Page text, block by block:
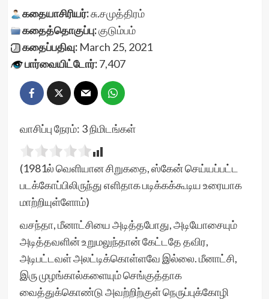
கதையாசிரியர்:சு.சமுத்திரம்
கதைத்தொகுப்பு:குடும்பம்
கதைப்பதிவு:March 25, 2021
பார்வையிட்டோர்:7,407
வாசிப்பு நேரம்: 3நிமிடங்கள்
(1981ல் வெளியான சிறுகதை, ஸ்கேன் செய்யப்பட்ட
படக்கோப்பிலிருந்து எளிதாக படிக்கக்கூடிய உரையாக
மாற்றியுள்ளோம்)
வசந்தா, மீனாட்சியை அடித்தபோது, அடியோசையும்
அடித்தவளின் உறுமலுந்தான் கேட்டதே தவிர,
அடிபட்டவள் அலட்டிக்கொள்ளவே இல்லை. மீனாட்சி,
இரு முழங்கால்களையும் செங்குத்தாக
வைத்துக்கொண்டு அவற்றிற்குள் நெருப்புக்கோழி